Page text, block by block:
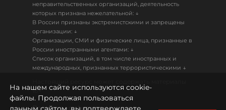
неправительственных организаций, деятельность
которых признана нежелательной: ↓
В России признаны экстремистскими и запрещены
организации: ↓
Организации, СМИ и физические лица, признанные в
России иностранными агентами: ↓
Список организаций, в том числе иностранных и
международных, признанных террористическими ↓
18+
Политика конфиденциальности
На нашем сайте используются cookie-
файлы. Продолжая пользоваться